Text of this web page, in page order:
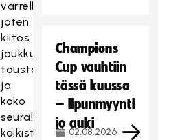
varrella,
joten
kiitos
joukkuelle,
taustahenkilöille
ja
koko
seuralle
kaikista
Champions
Cup vauhtiin
tässä kuussa
– lipunmyynti
jo auki
02.08.2026